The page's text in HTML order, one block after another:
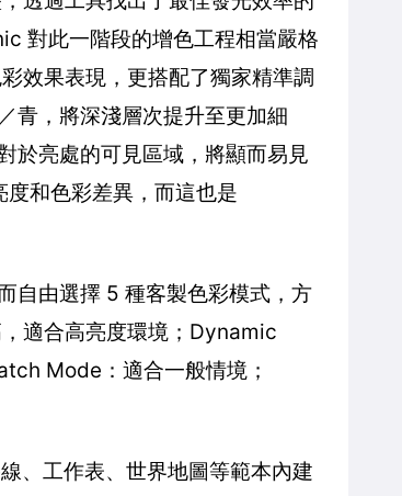
對此一階段的增色工程相當嚴格
效果表現，更搭配了獨家精準調
青，將深淺層次提升至更加細
於亮處的可見區域，將顯而易見
和色彩差異，而這也是
自由選擇 5 種客製色彩模式，方
適合高亮度環境；Dynamic
Mode：適合一般情境；
、工作表、世界地圖等範本內建